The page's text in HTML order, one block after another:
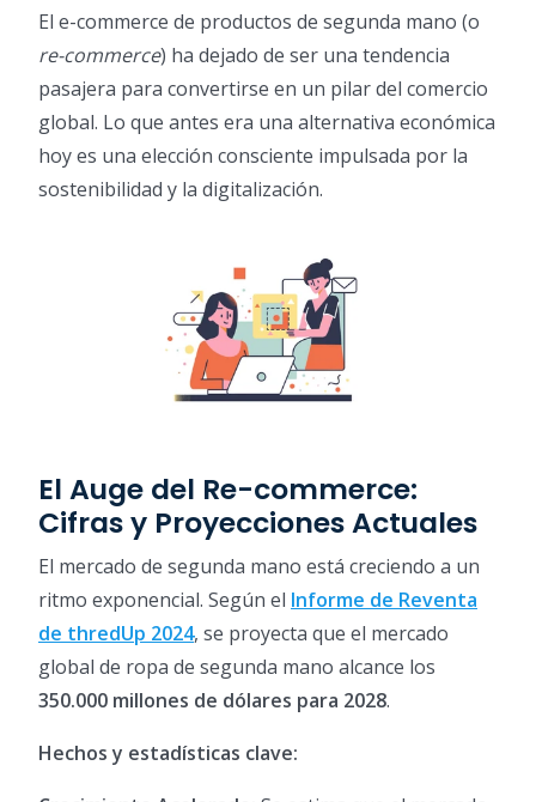
El e-commerce de productos de segunda mano (o
re-commerce) ha dejado de ser una tendencia
pasajera para convertirse en un pilar del comercio
global. Lo que antes era una alternativa económica
hoy es una elección consciente impulsada por la
sostenibilidad y la digitalización.
El Auge del Re-commerce:
Cifras y Proyecciones Actuales
El mercado de segunda mano está creciendo a un
ritmo exponencial. Según el Informe de Reventa
de thredUp 2024, se proyecta que el mercado
global de ropa de segunda mano alcance los
350.000 millones de dólares para 2028.
Hechos y estadísticas clave: